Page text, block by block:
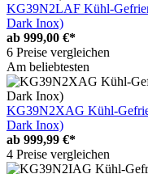
KG39N2LAF Kühl-
Dark Inox)
ab 999,00 €*
6 Preise vergleichen
Am beliebtesten
KG39N2XAG Kühl-
Dark Inox)
ab 999,99 €*
4 Preise vergleichen